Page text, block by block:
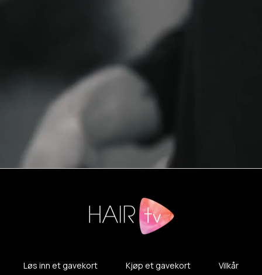
Løs inn et gavekort Kjøp et gavekort Vilkår